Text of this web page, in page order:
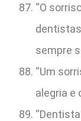
“O
sempre
“Um
alegria e